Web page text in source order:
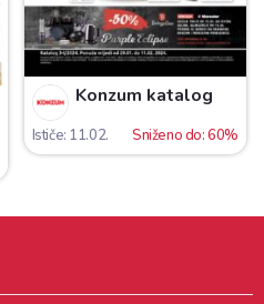
Konzum katalog
Ističe: 11.02. Sniženo do: 60%